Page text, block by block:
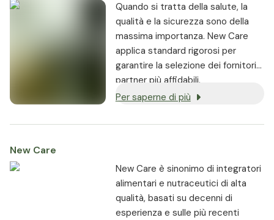
Quando si tratta della salute, la
qualità e la sicurezza sono della
massima importanza. New Care
applica standard rigorosi per
garantire la selezione dei fornitori
partner più affidabili.
Per saperne di più
New Care
New Care è sinonimo di integratori
alimentari e nutraceutici di alta
qualità, basati su decenni di
esperienza e sulle più recenti